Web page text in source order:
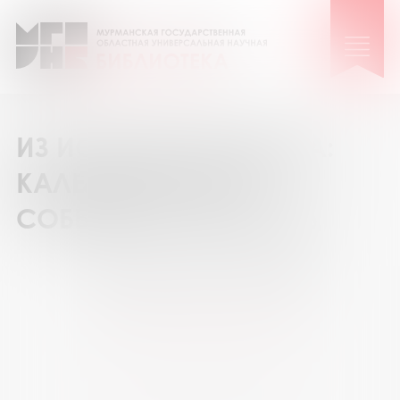
ИЗ ИСТОРИИ МУРМАНА:
КАЛЕНДАРЬ ДАТ И
СОБЫТИЙ НА 2025 ГОД